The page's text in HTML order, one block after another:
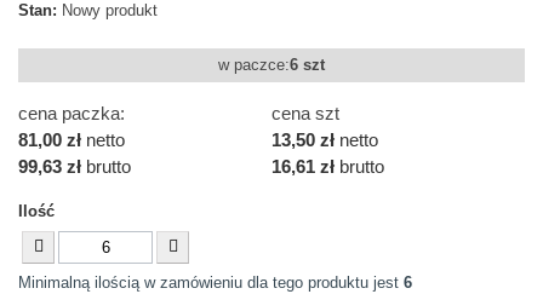
Stan: Nowy produkt
w paczce:6 szt
cena paczka:
81,00 zł netto
99,63 zł brutto
cena szt
13,50 zł netto
16,61 zł brutto
Ilość
Minimalną ilością w zamówieniu dla tego produktu jest 6